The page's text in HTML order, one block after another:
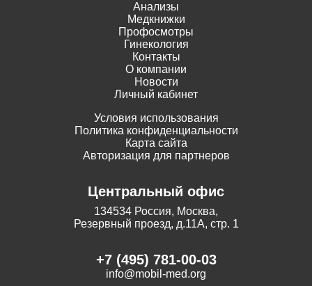
Анализы
Медкнижки
Профосмотры
Гинекология
Контакты
О компании
Новости
Личный кабинет
Условия использования
Политика конфиденциальности
Карта сайта
Авторизация для партнеров
Центральный офис
134534 Россия, Москва,
Резервный проезд, д.11А, стр. 1
+7 (495) 781-00-03
info@mobil-med.org